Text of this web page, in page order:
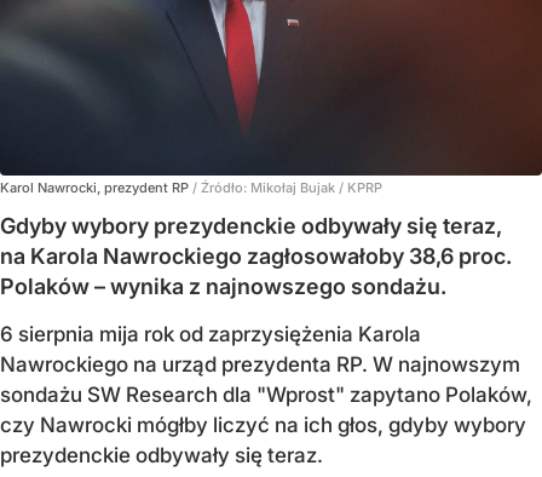
Karol Nawrocki, prezydent RP / Źródło: Mikołaj Bujak / KPRP
Gdyby wybory prezydenckie odbywały się teraz,
na Karola Nawrockiego zagłosowałoby 38,6 proc.
Polaków – wynika z najnowszego sondażu.
6 sierpnia mija rok od zaprzysiężenia Karola
Nawrockiego na urząd prezydenta RP. W najnowszym
sondażu SW Research dla "Wprost" zapytano Polaków,
czy Nawrocki mógłby liczyć na ich głos, gdyby wybory
prezydenckie odbywały się teraz.